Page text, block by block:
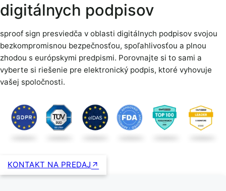
digitálnych podpisov
sproof sign presviedča v oblasti digitálnych podpisov svojou
bezkompromisnou bezpečnosťou, spoľahlivosťou a plnou
zhodou s európskymi predpismi. Porovnajte si to sami a
vyberte si riešenie pre elektronický podpis, ktoré vyhovuje
vašej spoločnosti.
KONTAKT NA PREDAJ